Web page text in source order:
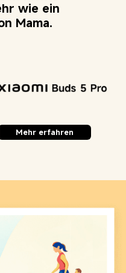
wie ein
Mama.
Mehr erfahren